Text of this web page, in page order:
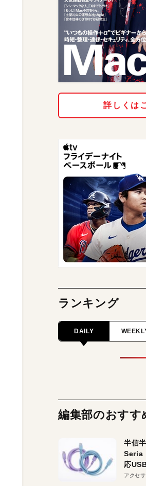
詳しくは
ランキング
DAILY
編集部のおすす
半信
Seria
応
を検
アクセサ